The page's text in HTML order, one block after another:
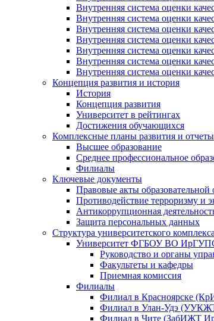
Внутренняя система оценки
Внутренняя система оценки
Внутренняя система оценки
Внутренняя система оценки
Внутренняя система оценки
Внутренняя система оценки
Внутренняя система оценки
Концепция развития и история
История
Концепция развития
Университет в рейтингах
Достижения обучающихся
Комплексные планы развития и отчеты
Высшее образование
Среднее профессиональное
Филиалы
Ключевые документы
Правовые акты образовательной
Противодействие терроризму и
Антикоррупционная
Защита персональных данных
Структура университетского комплекса
Университет ФГБОУ ВО
Руководство и органы
Факультеты и кафедры
Приемная комиссия
Филиалы
Филиал в Красноярске
Филиал в Улан-Удэ
Филиал в Чите (ЗабИЖТ